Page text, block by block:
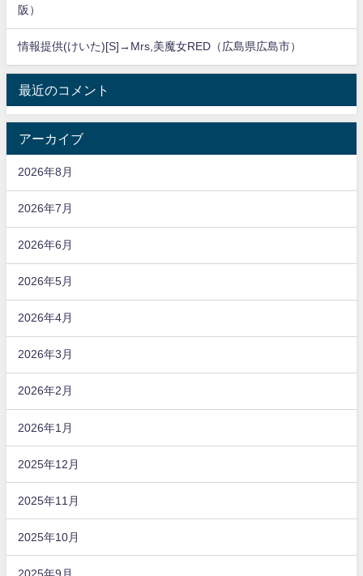
阪）
情報提供(けいた)[S]→Mrs,美魔女RED（広島県広島市）
最近のコメント
アーカイブ
2026年8月
2026年7月
2026年6月
2026年5月
2026年4月
2026年3月
2026年2月
2026年1月
2025年12月
2025年11月
2025年10月
2025年9月